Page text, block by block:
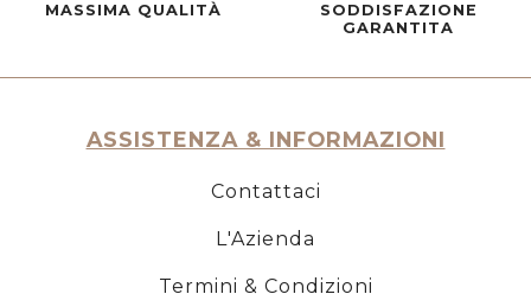
MASSIMA QUALITÀ
SODDISFAZIONE
GARANTITA
ASSISTENZA & INFORMAZIONI
Contattaci
L'Azienda
Termini & Condizioni